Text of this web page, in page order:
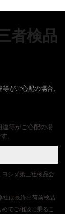
者検品
がご心配の場合、
等がご心配の場
。
ヨシダ第三社検品会
社は最終出荷前検品
てご相談に乗るこ